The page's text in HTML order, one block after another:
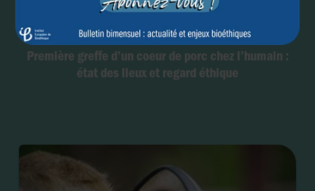
Première greffe d’un coeur de porc chez l’humain :
état des lieux et regard éthique